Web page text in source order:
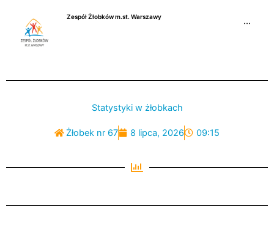
Zespół Żłobków m.st. Warszawy
···
Statystyki w żłobkach
Żłobek nr 67 8 lipca, 2026 09:15